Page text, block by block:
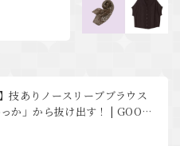
技ありノースリーブブラウス
」から抜け出す！ | GOOD